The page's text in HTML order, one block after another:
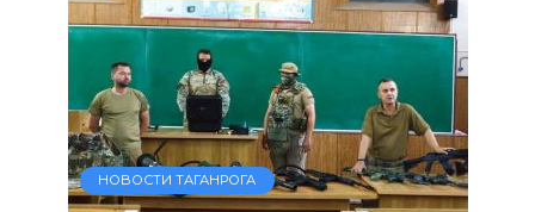
НОВОСТИ ТАГАНРОГА